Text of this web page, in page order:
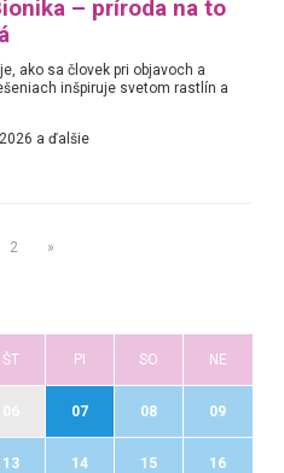
– príroda na to
ako sa človek pri objavoch a
inšpiruje svetom rastlín a
a ďalšie
2 »
ŠT PI SO NE
07 08 09
13 14 15 16